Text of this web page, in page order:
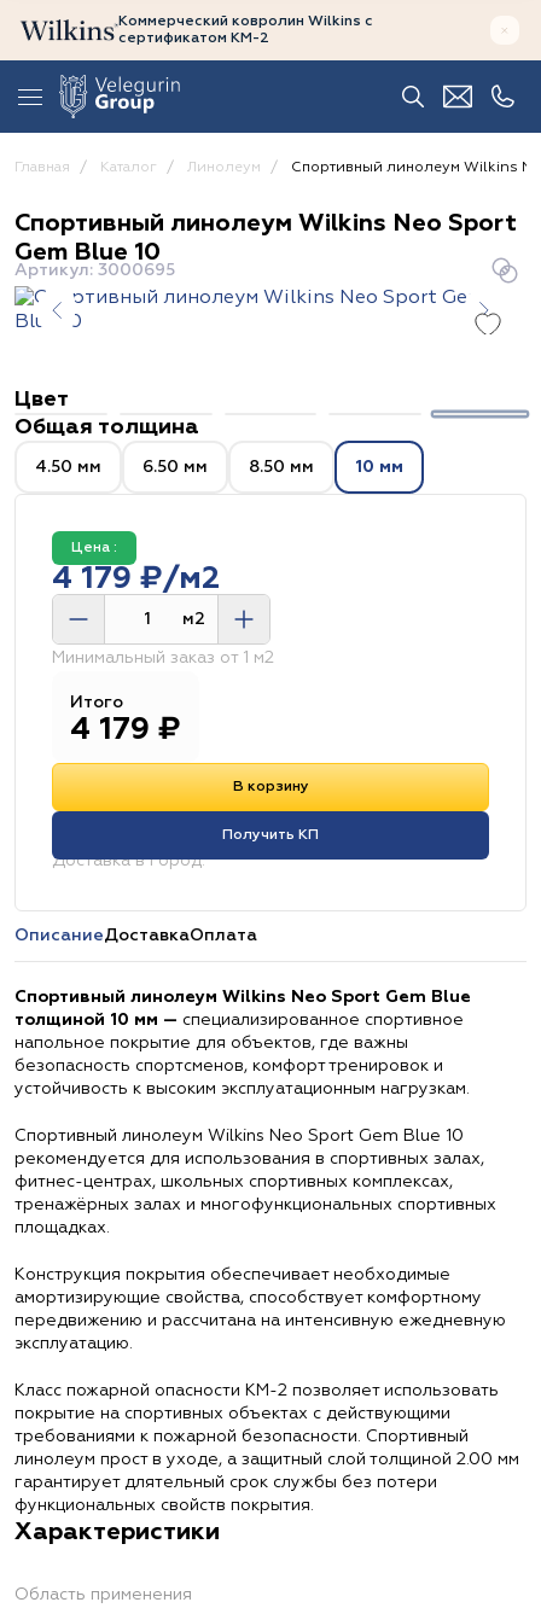
Коммерческий ковролин Wilkins с
сертификатом КМ-2
Главная Каталог Линолеум Спортивный линолеум Wilkins
Спортивный линолеум Wilkins Neo Sport
Gem Blue 10
Артикул: 3000695
Цвет
Общая толщина
4.50 мм 6.50 мм 8.50 мм 10 мм
Цена :
4 179 ₽/м2
м2
Минимальный заказ от 1 м2
Итого
4 179 ₽
В корзину
Получить КП
Доставка в город:
ОписаниеДоставкаОплата
Спортивный линолеум Wilkins Neo Sport Gem Blue
толщиной 10 мм — специализированное спортивное
напольное покрытие для объектов, где важны
безопасность спортсменов, комфорт тренировок и
устойчивость к высоким эксплуатационным нагрузкам.
Спортивный линолеум Wilkins Neo Sport Gem Blue 10
рекомендуется для использования в спортивных залах,
фитнес-центрах, школьных спортивных комплексах,
тренажёрных залах и многофункциональных спортивных
площадках.
Конструкция покрытия обеспечивает необходимые
амортизирующие свойства, способствует комфортному
передвижению и рассчитана на интенсивную ежедневную
эксплуатацию.
Класс пожарной опасности КМ-2 позволяет использовать
покрытие на спортивных объектах с действующими
требованиями к пожарной безопасности. Спортивный
линолеум прост в уходе, а защитный слой толщиной 2.00 мм
гарантирует длятельный срок службы без потери
функциональных свойств покрытия.
Характеристики
Область применения